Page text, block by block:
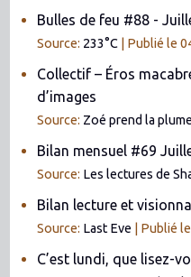
Bulles de feu #88 -
Source: 233°C Publié le
Collectif – Éros
d’images
Source: Zoé prend la plume
Bilan mensuel #69
Source: Les lectures de
Bilan lecture et
Source: Last Eve Publié
C’est lundi, que lisez-